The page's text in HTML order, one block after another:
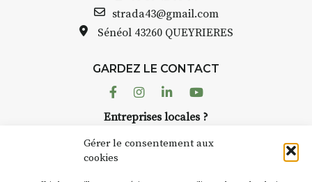
Gérer le consentement aux
cookies
Bernard TURLE Le Fumoir n’est
pas une galerie permanente.
AuzonToujours organise
dans le village. Des artistes et
caves, les granges d’Auzon. Le
Fumoir est l’un de ces espaces
strada43@gmail.com
Sénéol 43260 QUEYRIERES
GARDEZ LE CONTACT
FacebookInstagram
LinkedinYoutube
Entreprises locales ?